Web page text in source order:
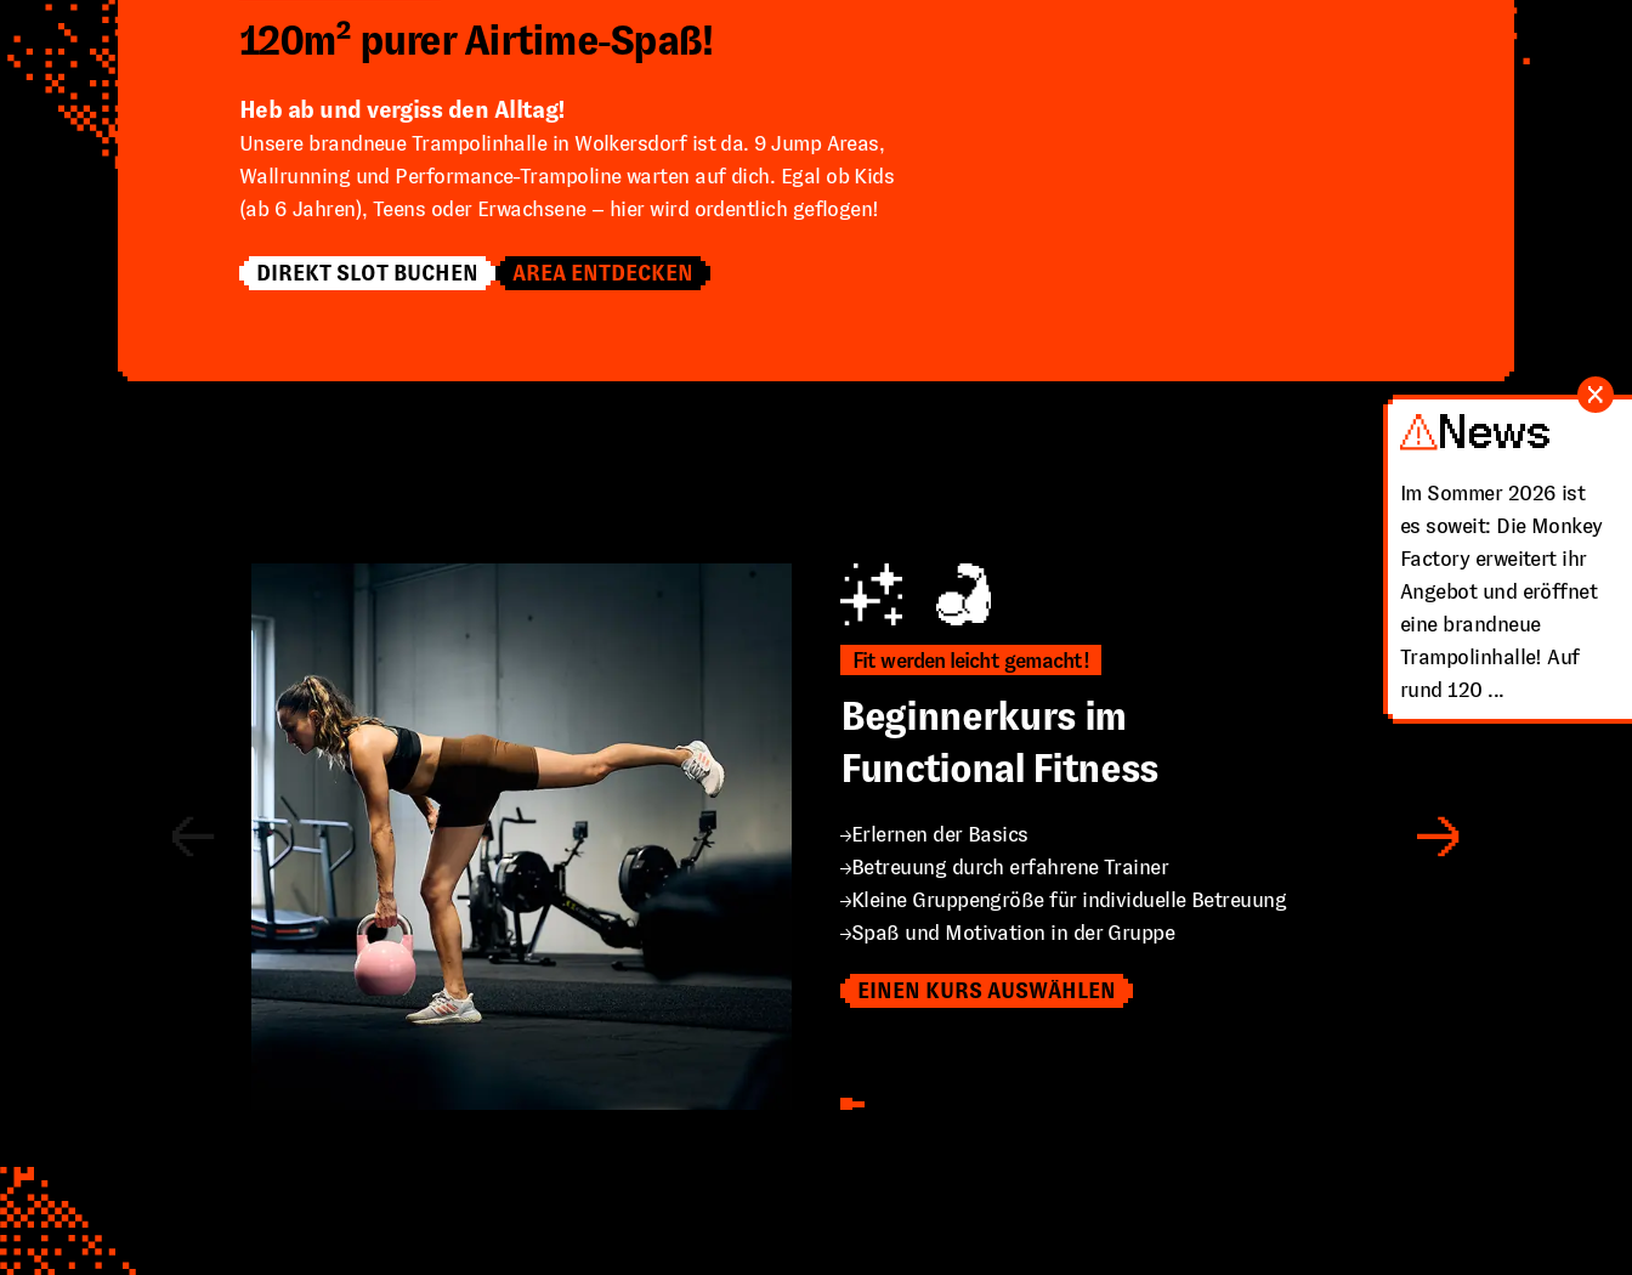
120m² purer Airtime‑Spaß!
Heb ab und vergiss den Alltag!
Unsere brandneue Trampolinhalle in Wolkersdorf ist da. 9 Jump Areas,
Wallrunning und Performance-Trampoline warten auf dich. Egal ob Kids
(ab 6 Jahren), Teens oder Erwachsene – hier wird ordentlich geflogen!
DIREKT SLOT BUCHEN AREA ENTDECKEN
Fit werden leicht gemacht!
Beginnerkurs im
Functional Fitness
Erlernen der Basics
Betreuung durch erfahrene Trainer
Kleine Gruppengröße für individuelle Betreuung
Spaß und Motivation in der Gruppe
EINEN KURS AUSWÄHLEN
News
Im Sommer 2026 ist
es soweit: Die Monkey
Factory erweitert ihr
Angebot und eröffnet
eine brandneue
Trampolinhalle! Auf
rund 120 ...